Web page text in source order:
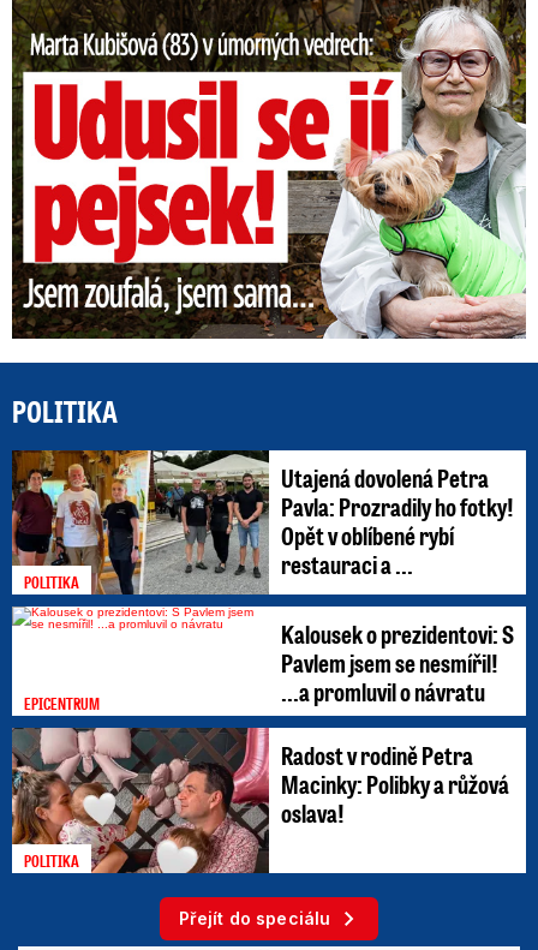
Marta Kubišová (83) v úmorných vedrech: Udusil se jí pejsek!
POLITIKA
POLITIKA
Utajená dovolená Petra
Pavla: Prozradily ho fotky!
Opět v oblíbené rybí
restauraci a ...
EPICENTRUM
Kalousek o prezidentovi: S
Pavlem jsem se nesmířil!
...a promluvil o návratu
POLITIKA
Radost v rodině Petra
Macinky: Polibky a růžová
oslava!
Přejít do speciálu